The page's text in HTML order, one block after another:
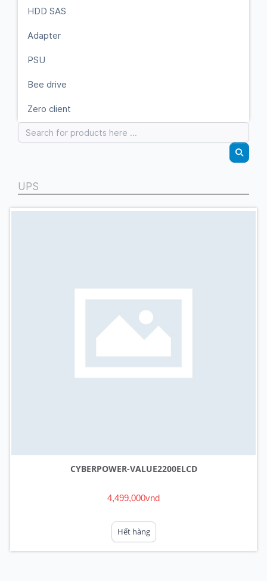
HDD SAS
Adapter
PSU
Bee drive
Zero client
UPS
CYBERPOWER-VALUE2200ELCD
4,499,000vnd
Hết hàng